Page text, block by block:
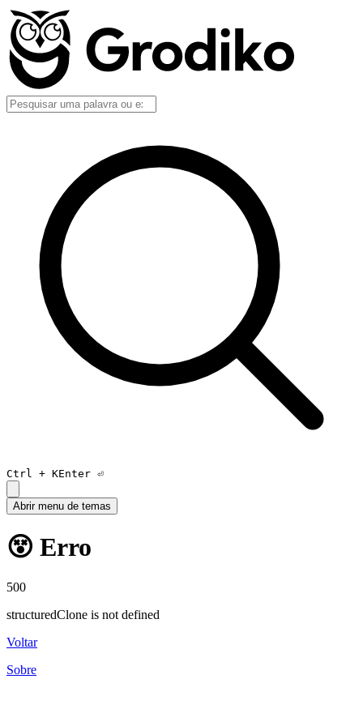
Ctrl + KEnter ⏎
Abrir menu de temas
😵 Erro
500
structuredClone is not defined
Voltar
Sobre